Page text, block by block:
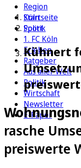
Region
Köln
Sport
1. FC Köln
Erleben
Ratgeber
Aus aller Welt
Politik
Wirtschaft
Newsletter
E-Paper
Startseite
Politik
Kühnert
rasche
preiswerte